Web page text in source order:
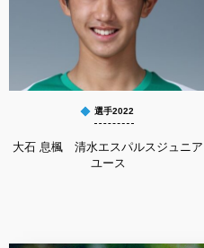
選手2022
大石 息楓 清水エスパルスジュニア
ユース